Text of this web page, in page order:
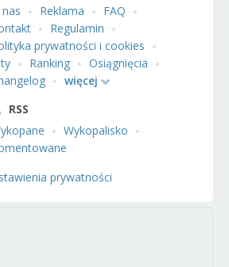
Reklama
FAQ
Regulamin
prywatności i cookies
Ranking
Osiągnięcia
więcej
RSS
Wykopalisko
prywatności